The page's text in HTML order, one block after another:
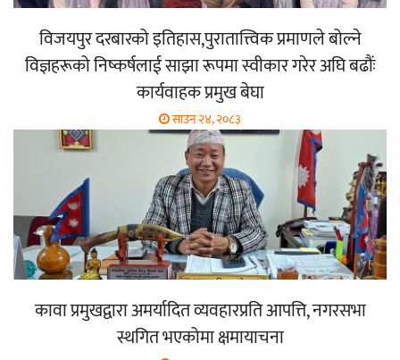
विजयपुर दरबारको इतिहास,पुरातात्त्विक प्रमाणले बोल्ने
विज्ञहरूको निष्कर्षलाई साझा रूपमा स्वीकार गरेर अघि बढौंः
कार्यवाहक प्रमुख बेघा
साउन २४, २०८३
कावा प्रमुखद्वारा अमर्यादित व्यवहारप्रति आपत्ति, नगरसभा
स्थगित भएकोमा क्षमायाचना